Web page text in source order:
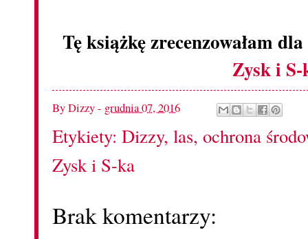
Tę książkę zrecenzowałam
Zysk i
ByDizzy- grudnia 07, 2016
Etykiety: Dizzy, las, ochrona
Zysk i S-ka
Brak komentarzy: